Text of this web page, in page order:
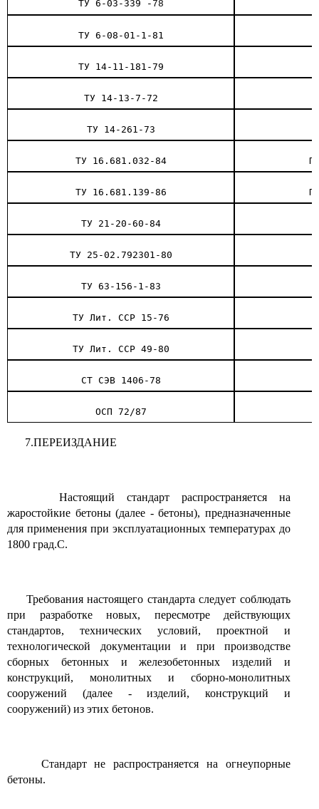
ТУ 6-03-339 -78
ТУ 6-08-01-1-81
ТУ 14-11-181-79
ТУ 14-13-7-72
ТУ 14-261-73
ТУ 16.681.032-84
ТУ 16.681.139-86
ТУ 21-20-60-84
ТУ 25-02.792301-80
ТУ 63-156-1-83
ТУ Лит. ССР 15-76
ТУ Лит. ССР 49-80
СТ СЭВ 1406-78
ОСП 72/87
7.ПЕРЕИЗДАНИЕ
Настоящий стандарт распространяется на
жаростойкие бетоны (далее - бетоны), предназначенные
для применения при эксплуатационных температурах до
1800 град.С.
Требования настоящего стандарта следует соблюдать
при разработке новых, пересмотре действующих
стандартов, технических условий, проектной и
технологической документации и при производстве
сборных бетонных и железобетонных изделий и
конструкций, монолитных и сборно-монолитных
сооружений (далее - изделий, конструкций и
сооружений) из этих бетонов.
Стандарт не распространяется на огнеупорные
бетоны.